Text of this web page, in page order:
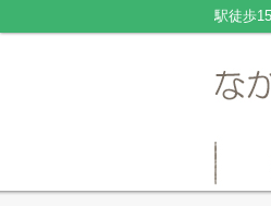
駅徒歩